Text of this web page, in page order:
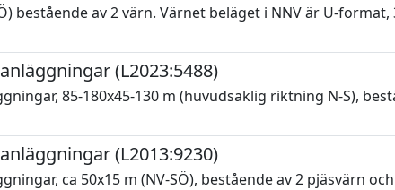
bestående av 2 värn. Värnet beläget i NNV är U-
(L2023:5488)
85-180x45-130 m (huvudsaklig riktning N-S),
(L2013:9230)
ca 50x15 m (NV-SÖ), bestående av 2 pjäsvärn